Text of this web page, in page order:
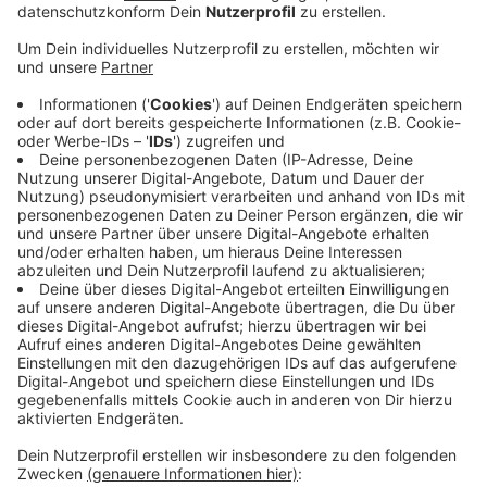
Radio Wuppertal mit. Auch ohne vorgeschriebene
Maske würden Fahrgäste mitgenommen. Denn für
Sanktionen sei das Ordnungsamt zuständig. Das
will stichpunktartig kontrollieren, aber nicht
sofort Bußgelder verhängen. Eine Stadtsprecherin
sagte uns: "Wir wollen die Menschen vor allem
überzeugen und dazu bringen, dass sie sich und
andere schützen." Die neue Maskenpflicht gilt seit
vergangenen Samstag flächendeckend in ganz
NRW. Das steht in der aktuellen Corona-
Schutzverordnung der Landesregierung. Die
Pflicht zur FFP2-Maske ist aber auch in der
Bundes-Notbremse vorgeschrieben.
Veröffentlicht:Montag, 26.04.2021 12:10
Anzeige